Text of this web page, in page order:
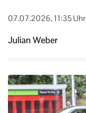
07.07.2026, 11:35 Uhr
Julian Weber